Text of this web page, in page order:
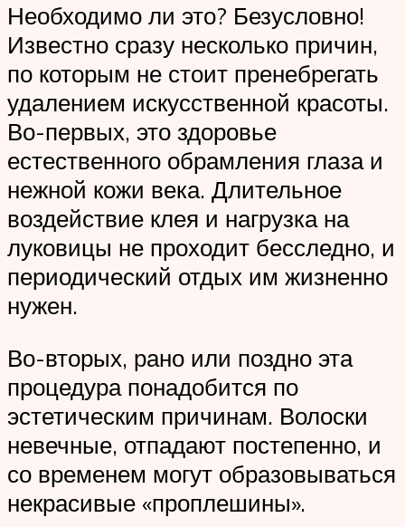
Необходимо ли это? Безусловно!
Известно сразу несколько причин,
по которым не стоит пренебрегать
удалением искусственной красоты.
Во-первых, это здоровье
естественного обрамления глаза и
нежной кожи века. Длительное
воздействие клея и нагрузка на
луковицы не проходит бесследно, и
периодический отдых им жизненно
нужен.
Во-вторых, рано или поздно эта
процедура понадобится по
эстетическим причинам. Волоски
невечные, отпадают постепенно, и
со временем могут образовываться
некрасивые «проплешины».